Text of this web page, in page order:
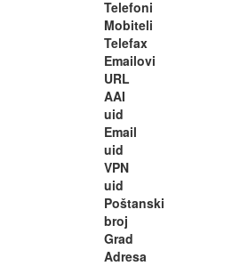
Telefoni
Mobiteli
Telefax
Emailovi
URL
AAI
uid
Email
uid
VPN
uid
Poštanski
broj
Grad
Adresa